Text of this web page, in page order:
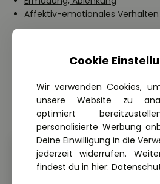
Affektiv-emotionales
Fahrschulen in
Du möchtest den Führerschein
Fahrstunden? Finde deine
Nähe.
Fahrschule in Aurich
Fahrschule
Cookie
Wir verwenden Cookies,
unsere Website zu
optimiert
personalisierte Werbung
Deine Einwilligung in die
jederzeit widerrufen.
findest du in hier: